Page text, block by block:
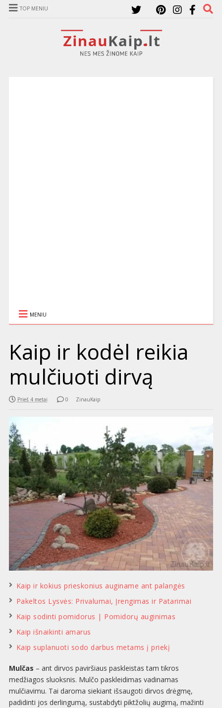
TOP MENIU
MENIU
Kaip ir kodėl reikia
mulčiuoti dirvą
Prieš 4 metai 0 ZinauKaip
Kaip ir kokius prieskonius auginame ant palangės
Pakeltos Lysvės: Privalumai, Įrengimas ir Patarimai
Kaip sodinti pomidorus | Pomidorų auginimas
Kaip išnaikinti amarus
Kaip suplanuoti sodo darbus metams į priekį
Mulčas – ant dirvos paviršiaus paskleistas tam tikros
medžiagos sluoksnis. Mulčo paskleidimas vadinamas
mulčiavimu. Tai daroma siekiant išsaugoti dirvos drėgmę,
padidinti jos derlingumą, sustabdyti piktžolių augimą, mažinti